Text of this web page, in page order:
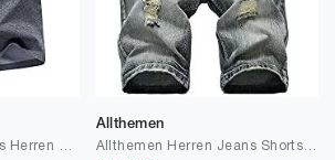
Allthemen